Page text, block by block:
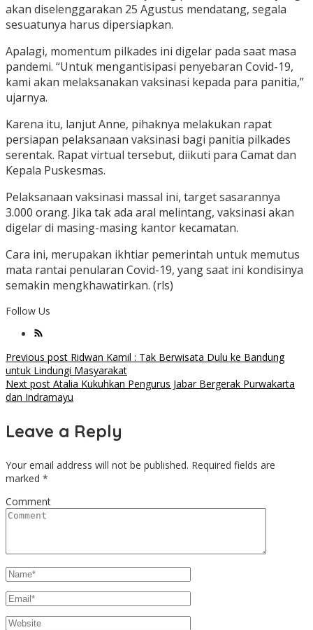
akan diselenggarakan 25 Agustus mendatang, segala
sesuatunya harus dipersiapkan.
Apalagi, momentum pilkades ini digelar pada saat masa
pandemi. “Untuk mengantisipasi penyebaran Covid-19,
kami akan melaksanakan vaksinasi kepada para panitia,”
ujarnya.
Karena itu, lanjut Anne, pihaknya melakukan rapat
persiapan pelaksanaan vaksinasi bagi panitia pilkades
serentak. Rapat virtual tersebut, diikuti para Camat dan
Kepala Puskesmas.
Pelaksanaan vaksinasi massal ini, target sasarannya
3.000 orang. Jika tak ada aral melintang, vaksinasi akan
digelar di masing-masing kantor kecamatan.
Cara ini, merupakan ikhtiar pemerintah untuk memutus
mata rantai penularan Covid-19, yang saat ini kondisinya
semakin mengkhawatirkan. (rls)
Follow Us
Post
navigation
Previous post Ridwan Kamil : Tak Berwisata Dulu ke Bandung
untuk Lindungi Masyarakat
Next post Atalia Kukuhkan Pengurus Jabar Bergerak Purwakarta
dan Indramayu
Leave a Reply
Your email address will not be published. Required fields are
marked *
Comment